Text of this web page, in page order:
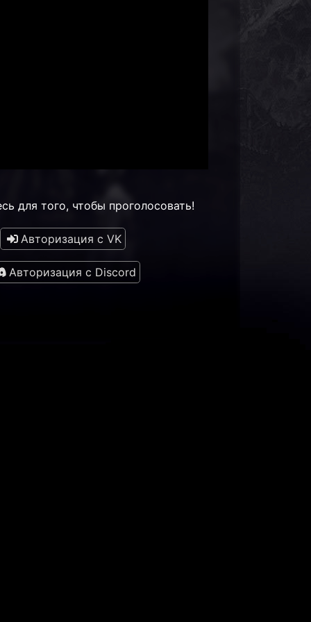
для того, чтобы проголосовать!
Авторизация с VK
Авторизация с Discord